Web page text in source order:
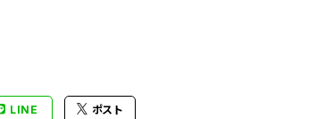
LINE ポスト